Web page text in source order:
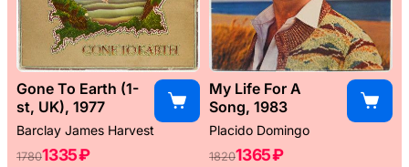
Gone To Earth (1-
st, UK), 1977
Barclay James Harvest
17801335 ₽
My Life For A
Song, 1983
Placido Domingo
18201365 ₽